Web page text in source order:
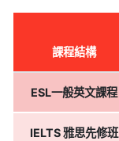
課程結構
ESL一般英文課程
IELTS 雅思先修班